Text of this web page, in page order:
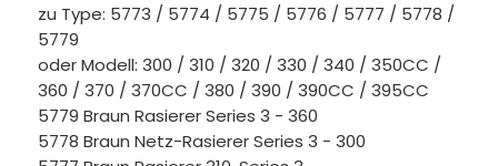
zu Type: 5773 / 5774 / 5775 / 5776 / 5777 / 5778 /
5779
oder Modell: 300 / 310 / 320 / 330 / 340 / 350CC /
360 / 370 / 370CC / 380 / 390 / 390CC / 395CC
5779 Braun Rasierer Series 3 - 360
5778 Braun Netz-Rasierer Series 3 - 300